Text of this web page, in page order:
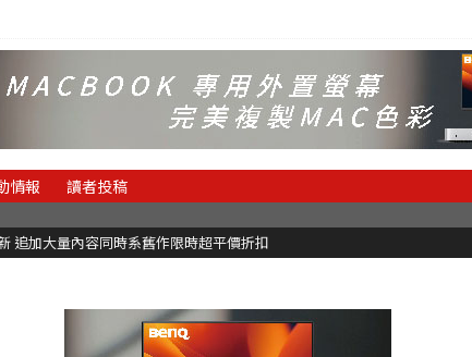
情報 讀者投稿
追加大量內容同時系舊作限時超平價折扣